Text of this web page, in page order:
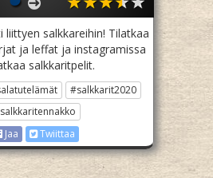
liittyen salkkareihin! Tilatkaa
ja leffat ja instagramissa
salkkaritpelit.
#salkkarit2020
Jaa
Twiittaa